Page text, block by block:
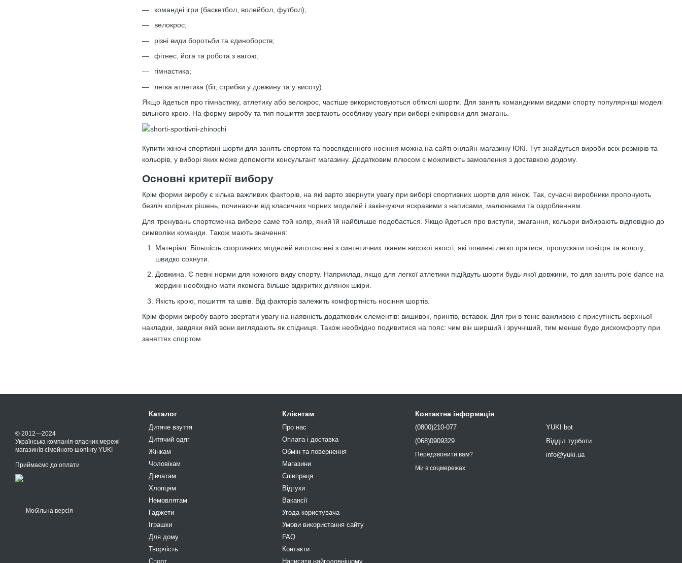
командні ігри (баскетбол, волейбол, футбол);
велокрос;
різні види боротьби та єдиноборств;
фітнес, йога та робота з вагою;
гімнастика;
легка атлетика (біг, стрибки у довжину та у висоту).
Якщо йдеться про гімнастику, атлетику або велокрос, частіше використовуються обтислі шорти. Для занять командними видами спорту популярніші моделі
вільного крою. На форму виробу та тип пошиття звертають особливу увагу при виборі екіпіровки для змагань.
Купити жіночі спортивні шорти для занять спортом та повсякденного носіння можна на сайті онлайн-магазину ЮКІ. Тут знайдуться вироби всіх розмірів та
кольорів, у виборі яких може допомогти консультант магазину. Додатковим плюсом є можливість замовлення з доставкою додому.
Основні критерії вибору
Крім форми виробу є кілька важливих факторів, на які варто звернути увагу при виборі спортивних шортів для жінок. Так, сучасні виробники пропонують
безліч колірних рішень, починаючи від класичних чорних моделей і закінчуючи яскравими з написами, малюнками та оздобленням.
Для тренувань спортсменка вибере саме той колір, який їй найбільше подобається. Якщо йдеться про виступи, змагання, кольори вибирають відповідно до
символіки команди. Також мають значення:
Матеріал. Більшість спортивних моделей виготовлені з синтетичних тканин високої якості, які повинні легко пратися, пропускати повітря та вологу,
швидко сохнути.
Довжина. Є певні норми для кожного виду спорту. Наприклад, якщо для легкої атлетики підійдуть шорти будь-якої довжини, то для занять pole dance на
жердині необхідно мати якомога більше відкритих ділянок шкіри.
Якість крою, пошиття та швів. Від факторів залежить комфортність носіння шортів.
Крім форми виробу варто звертати увагу на наявність додаткових елементів: вишивок, принтів, вставок. Для гри в теніс важливою є присутність верхньої
накладки, завдяки якій вони виглядають як спідниця. Також необхідно подивитися на пояс: чим він ширший і зручніший, тим менше буде дискомфорту при
заняттях спортом.
© 2012—2024
Українська компанія-власник мережі
магазинів сімейного шопінгу YUKI
Приймаємо до оплати
Мобільна версія
Каталог
Дитяче взуття
Дитячий одяг
Жінкам
Чоловікам
Дівчатам
Хлопцям
Немовлятам
Гаджети
Іграшки
Для дому
Творчість
Спорт
Клієнтам
Про нас
Оплата і доставка
Обмін та повернення
Магазини
Співпраця
Відгуки
Вакансії
Угода користувача
Умови використання сайту
FAQ
Контакти
Написати найголовнішому
Контактна інформація
(0800)210-077
(068)0909329
Передзвонити вам?
YUKI bot
Відділ турботи
info@yuki.ua
Ми в соцмережах